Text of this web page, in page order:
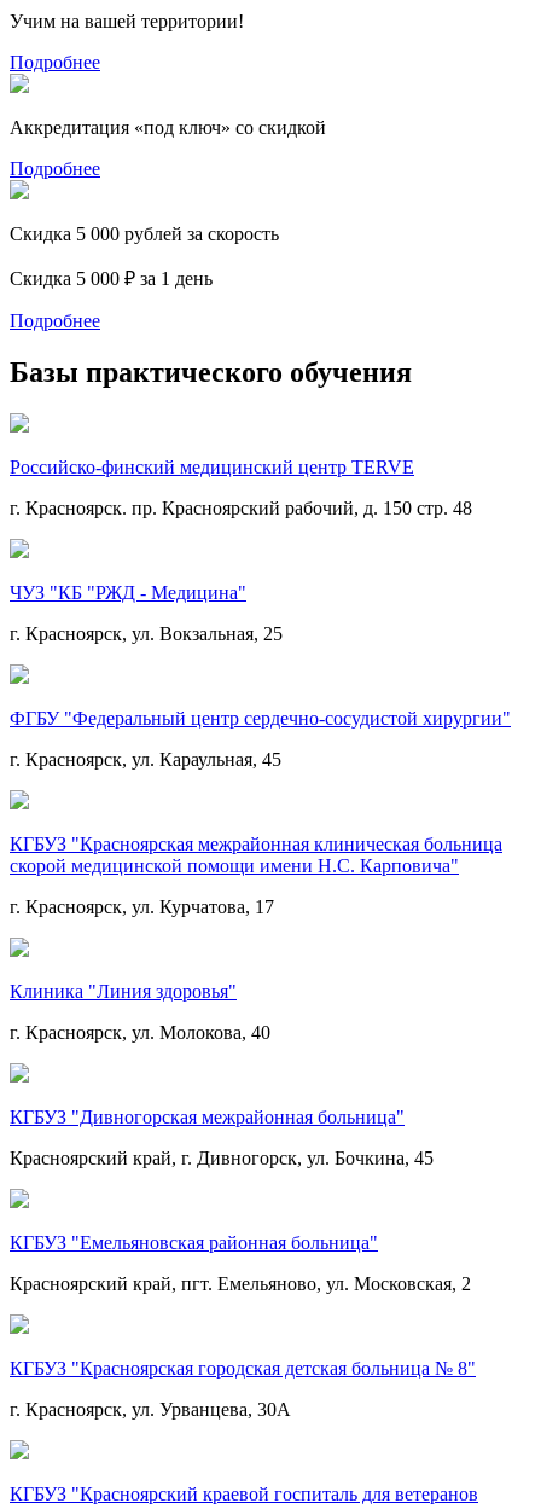
Учим на вашей территории!
Подробнее
Аккредитация «под ключ» со скидкой
Подробнее
Скидка 5 000 рублей за скорость
Скидка 5 000 ₽ за 1 день
Подробнее
Базы практического обучения
Российско-финский медицинский центр TERVE
г. Красноярск. пр. Красноярский рабочий, д. 150 стр. 48
ЧУЗ "КБ "РЖД - Медицина"
г. Красноярск, ул. Вокзальная, 25
ФГБУ "Федеральный центр сердечно-сосудистой хирургии"
г. Красноярск, ул. Караульная, 45
КГБУЗ "Красноярская межрайонная клиническая больница
скорой медицинской помощи имени Н.С. Карповича"
г. Красноярск, ул. Курчатова, 17
Клиника "Линия здоровья"
г. Красноярск, ул. Молокова, 40
КГБУЗ "Дивногорская межрайонная больница"
Красноярский край, г. Дивногорск, ул. Бочкина, 45
КГБУЗ "Емельяновская районная больница"
Красноярский край, пгт. Емельяново, ул. Московская, 2
КГБУЗ "Красноярская городская детская больница № 8"
г. Красноярск, ул. Урванцева, 30А
КГБУЗ "Красноярский краевой госпиталь для ветеранов